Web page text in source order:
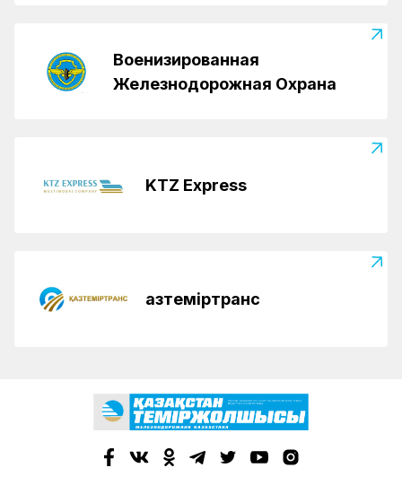
Военизированная
Железнодорожная Охрана
KTZ Express
Қазтеміртранс